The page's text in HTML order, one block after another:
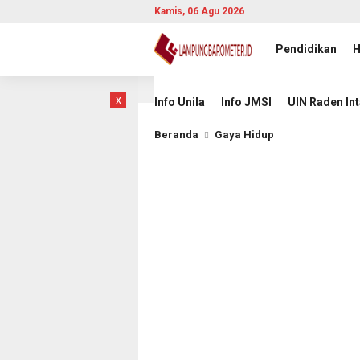
Kamis, 06 Agu 2026
Pendidikan
Info Unila Info JMSI UIN Raden
x
7 jam lalu
Beranda Gaya Hidup